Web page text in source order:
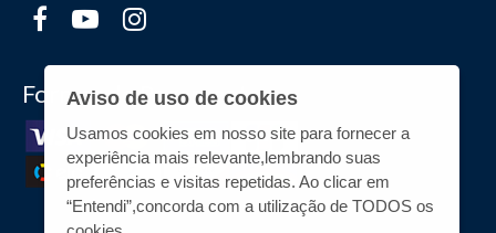
Formas de Pagamento
Aviso de uso de cookies
Usamos cookies em nosso site para fornecer a
experiência mais relevante,lembrando suas
preferências e visitas repetidas. Ao clicar em
“Entendi”,concorda com a utilização de TODOS os